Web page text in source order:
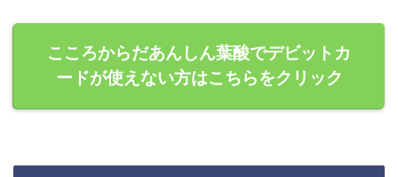
こころからだあんしん葉酸でデビットカ
ードが使えない方はこちらをクリック